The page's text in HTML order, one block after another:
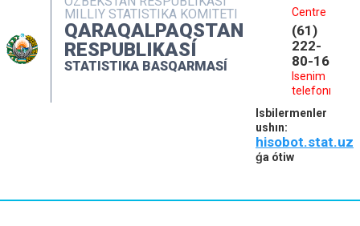
MILLIY STATISTIKA KOMITETI
QARAQALPAQSTAN
RESPUBLIKASÍ
STATISTIKA BASQARMASÍ
Centre
(61)
222-
80-16
Isenim
telefonı
Isbilermenler
ushın:
hisobot.stat.uz
ǵa ótiw
INTERAKTIV XIZMETLER
MÁLIMLEME XIZMETI
MÚRÁJAATLAR